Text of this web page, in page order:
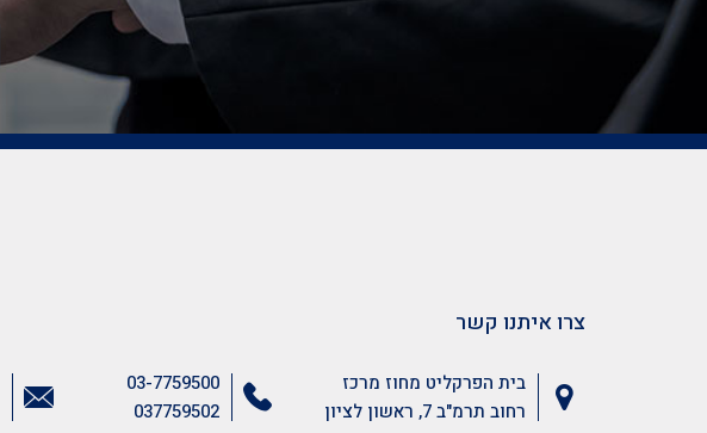
צרו איתנו קשר
בית הפרקליט מחוז מרכז
רחוב תרמ"ב 7, ראשון לציון
03-7759500
037759502